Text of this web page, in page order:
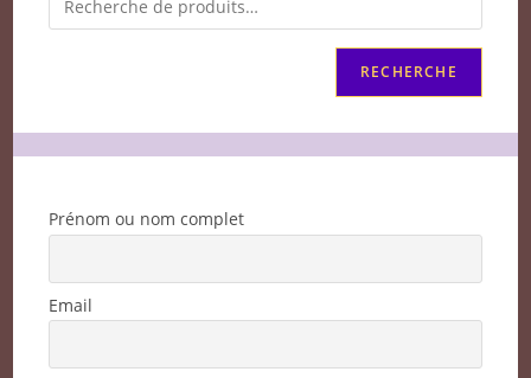
RECHERCHE
Prénom ou nom complet
Email